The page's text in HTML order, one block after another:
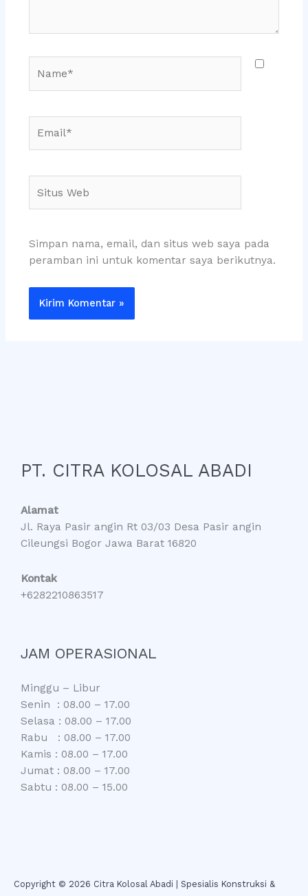
Web
Simpan nama, email, dan situs web saya pada
peramban ini untuk komentar saya berikutnya.
PT. CITRA KOLOSAL ABADI
Alamat
Jl. Raya Pasir angin Rt 03/03 Desa Pasir angin
Cileungsi Bogor Jawa Barat 16820
Kontak
+6282210863517
JAM OPERASIONAL
Minggu – Libur
Senin : 08.00 – 17.00
Selasa : 08.00 – 17.00
Rabu : 08.00 – 17.00
Kamis : 08.00 – 17.00
Jumat : 08.00 – 17.00
Sabtu : 08.00 – 15.00
Copyright © 2026 Citra Kolosal Abadi | Spesialis Konstruksi &